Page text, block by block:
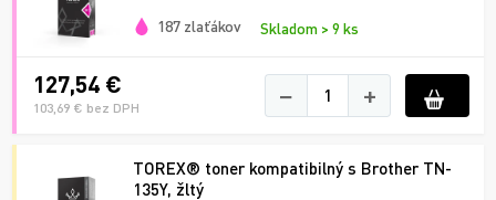
187 zlaťákov Skladom > 9 ks
127,54 €
103,69 € bez DPH − +
TOREX® toner kompatibilný s Brother TN-
135Y, žltý